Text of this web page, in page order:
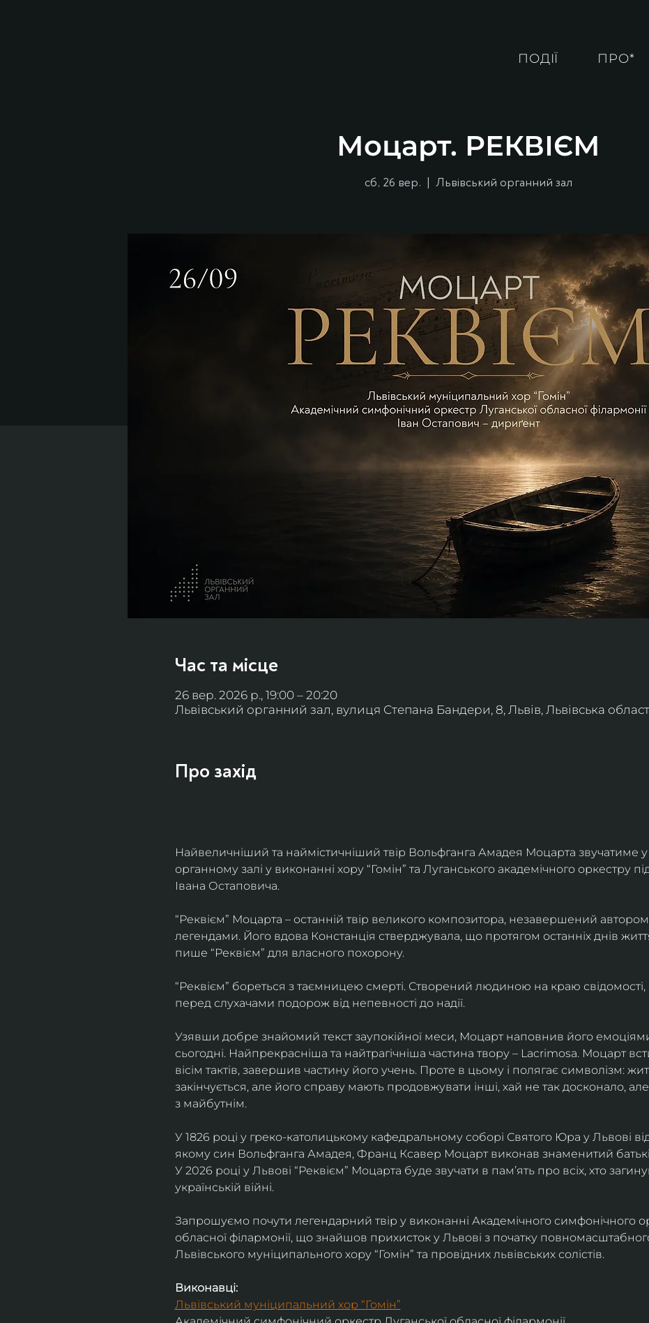
ПОДІЇ ПРО*
Моцарт. РЕКВІЄМ
сб, 26 вер.
  |
Львівський органний зал
Час та місце
26 вер. 2026 р., 19:00 – 20:20
Львівський органний зал, вулиця Степана Бандери, 8, Львів, Львівська
Про захід
Найвеличніший та наймістичніший твір Вольфганга Амадея Моцарта звучатиме
органному залі у виконанні хору “Гомін” та Луганського академічного оркестру
Івана Остаповича.
“Реквієм” Моцарта – останній твір великого композитора, незавершений
легендами. Його вдова Констанція стверджувала, що протягом останніх днів
пише “Реквієм” для власного похорону.
“Реквієм” бореться з таємницею смерті. Створений людиною на краю свідомості,
перед слухачами подорож від непевності до надії.
Узявши добре знайомий текст заупокійної меси, Моцарт наповнив його
сьогодні. Найпрекрасніша та найтрагічніша частина твору – Lacrimosa. Моцарт
вісім тактів, завершив частину його учень. Проте в цьому і полягає символізм:
закінчується, але його справу мають продовжувати інші, хай не так досконало,
з майбутнім.
У 1826 році у греко-католицькому кафедральному соборі Святого Юра у Львові
якому син Вольфганга Амадея, Франц Ксавер Моцарт виконав знаменитий
У 2026 році у Львові “Реквієм” Моцарта буде звучати в памʼять про всіх, хто
українській війні.
Запрошуємо почути легендарний твір у виконанні Академічного симфонічного
обласної філармонії, що знайшов прихисток у Львові з початку
Львівського муніципального хору “Гомін” та провідних львівських солістів.
Виконавці:
Львівський муніципальний хор “Гомін”